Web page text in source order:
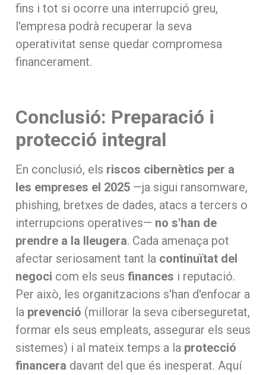
fins i tot si ocorre una interrupció greu,
l'empresa podrà recuperar la seva
operativitat sense quedar compromesa
financerament.
Conclusió: Preparació i
protecció integral
En conclusió, els riscos cibernètics per a
les empreses el 2025 —ja sigui ransomware,
phishing, bretxes de dades, atacs a tercers o
interrupcions operatives— no s'han de
prendre a la lleugera. Cada amenaça pot
afectar seriosament tant la continuïtat del
negoci com els seus finances i reputació.
Per això, les organitzacions s'han d'enfocar a
la prevenció (millorar la seva ciberseguretat,
formar els seus empleats, assegurar els seus
sistemes) i al mateix temps a la protecció
financera davant del que és inesperat. Aquí